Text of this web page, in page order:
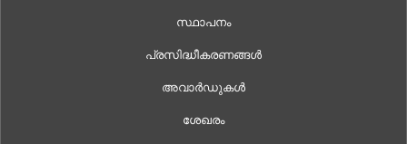
സ്ഥാപനം
പ്രസിദ്ധീകരണങ്ങൾ
അവാർഡുകൾ
ശേഖരം